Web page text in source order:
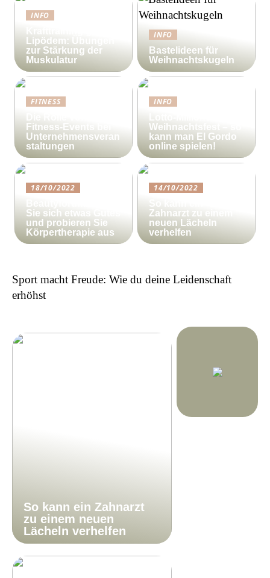
INFO
Lipödem: Übungen
zur Stärkung der
Muskulatur
INFO
Bastelideen für
Weihnachtskugeln
FITNESS
Fitness-Events bei
Unternehmensveran
staltungen
INFO
Weihnachtsfest – so
kann man El Gordo
online spielen!
18/10/2022
Sie sich etwas Gutes
und probieren Sie
Körpertherapie aus
14/10/2022
Zahnarzt zu einem
neuen Lächeln
verhelfen
Sport macht Freude: Wie du deine Leidenschaft
erhöhst
So kann ein Zahnarzt
zu einem neuen
Lächeln verhelfen